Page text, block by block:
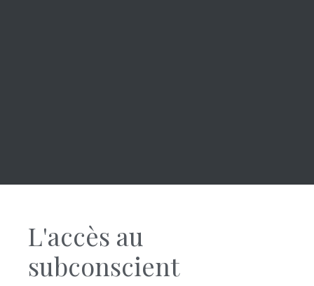
L'accès au
subconscient